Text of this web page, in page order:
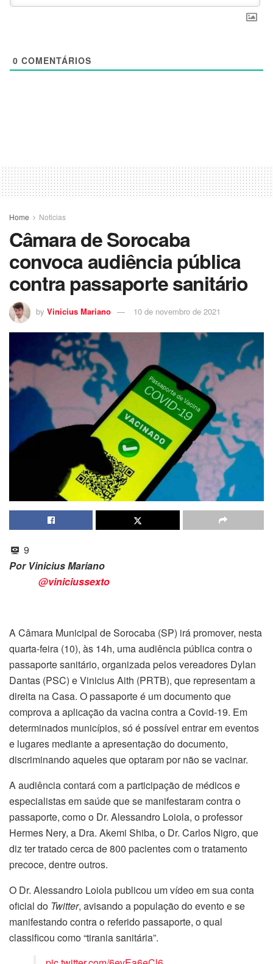
0 COMENTÁRIOS
Home Noticias
Câmara de Sorocaba
convoca audiência pública
contra passaporte sanitário
by Vinicius Mariano 10 de novembro de 2021
9
Por Vinicius Mariano
@viniciussexto
A Câmara Municipal de Sorocaba (SP) irá promover, nesta
quarta-feira (10), às 14h, uma audiência pública contra o
passaporte sanitário, organizada pelos vereadores Dylan
Dantas (PSC) e Vinicius Aith (PRTB), que representam a
direita na Casa. O passaporte é um documento que
comprova a aplicação da vacina contra a Covid-19. Em
determinados municípios, só é possível entrar em eventos
e lugares mediante a apresentação do documento,
discriminando aqueles que optaram por não se vacinar.
A audiência contará com a participação de médicos e
especialistas em saúde que se manifestaram contra o
passaporte, como o Dr. Alessandro Loiola, o professor
Hermes Nery, a Dra. Akemi Shiba, o Dr. Carlos Nigro, que
diz ter tratado cerca de 800 pacientes com o tratamento
precoce, dentre outros.
O Dr. Alessandro Loiola publicou um vídeo em sua conta
oficial do Twitter, avisando a população do evento e se
manifestando contra o referido passaporte, o qual
classificou como “tirania sanitária”.